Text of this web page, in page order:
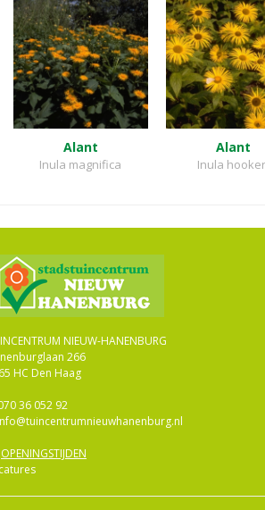
Alant
Inula magnifica
Alant
Inula
NIEUW-HANENBURG
266
HC Den Haag
36 052 92
OPENINGSTIJDEN